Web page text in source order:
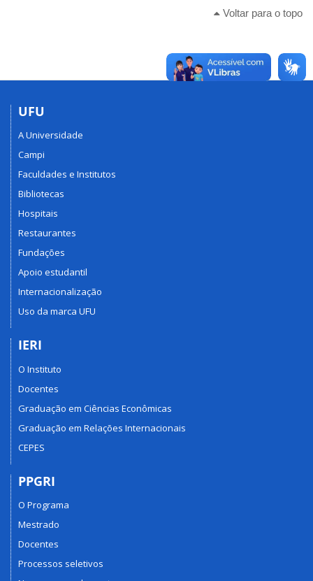
Voltar para o topo
UFU
A Universidade
Campi
Faculdades e Institutos
Bibliotecas
Hospitais
Restaurantes
Fundações
Apoio estudantil
Internacionalização
Uso da marca UFU
IERI
O Instituto
Docentes
Graduação em Ciências Econômicas
Graduação em Relações Internacionais
CEPES
PPGRI
O Programa
Mestrado
Docentes
Processos seletivos